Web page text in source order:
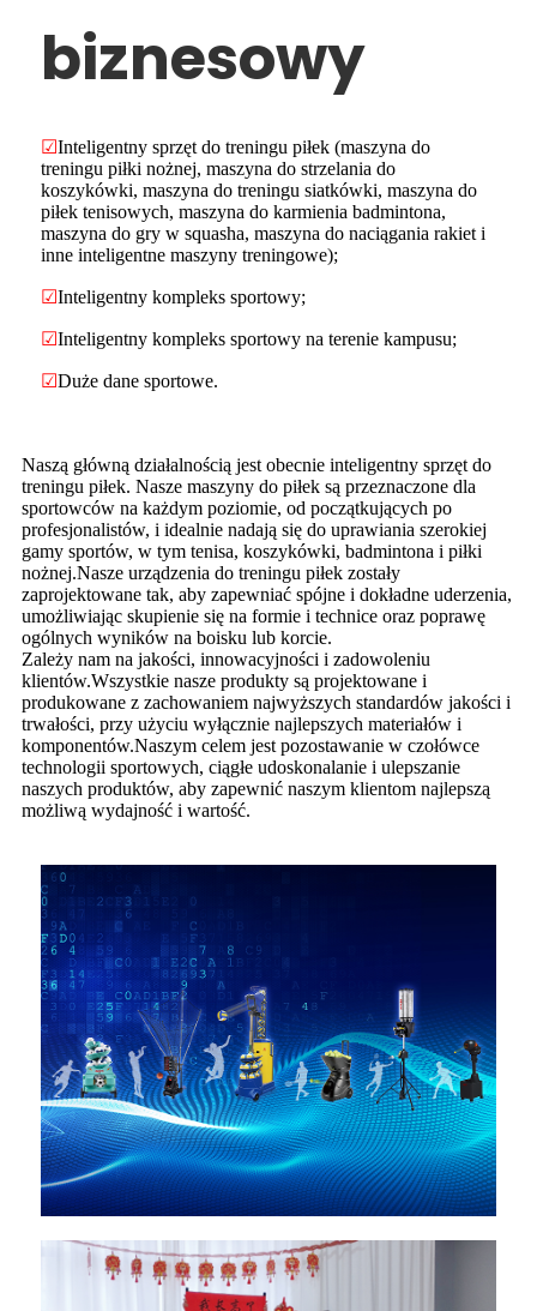
biznesowy
☑Inteligentny sprzęt do treningu piłek (maszyna do
treningu piłki nożnej, maszyna do strzelania do
koszykówki, maszyna do treningu siatkówki, maszyna do
piłek tenisowych, maszyna do karmienia badmintona,
maszyna do gry w squasha, maszyna do naciągania rakiet i
inne inteligentne maszyny treningowe);
☑Inteligentny kompleks sportowy;
☑Inteligentny kompleks sportowy na terenie kampusu;
☑Duże dane sportowe.
Naszą główną działalnością jest obecnie inteligentny sprzęt do
treningu piłek. Nasze maszyny do piłek są przeznaczone dla
sportowców na każdym poziomie, od początkujących po
profesjonalistów, i idealnie nadają się do uprawiania szerokiej
gamy sportów, w tym tenisa, koszykówki, badmintona i piłki
nożnej.Nasze urządzenia do treningu piłek zostały
zaprojektowane tak, aby zapewniać spójne i dokładne uderzenia,
umożliwiając skupienie się na formie i technice oraz poprawę
ogólnych wyników na boisku lub korcie.
Zależy nam na jakości, innowacyjności i zadowoleniu
klientów.Wszystkie nasze produkty są projektowane i
produkowane z zachowaniem najwyższych standardów jakości i
trwałości, przy użyciu wyłącznie najlepszych materiałów i
komponentów.Naszym celem jest pozostawanie w czołówce
technologii sportowych, ciągłe udoskonalanie i ulepszanie
naszych produktów, aby zapewnić naszym klientom najlepszą
możliwą wydajność i wartość.